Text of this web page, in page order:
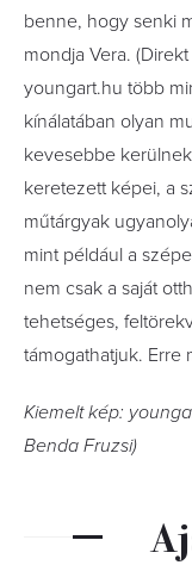
benne, hogy senki
mondja Vera.
youngart.hu több
kínálatában olyan
kevesebbe
keretezett képei, a
műtárgyak
mint például a
nem csak a saját
tehetséges,
támogathatjuk. Erre
Kiemelt kép:
Benda Fruzsi)